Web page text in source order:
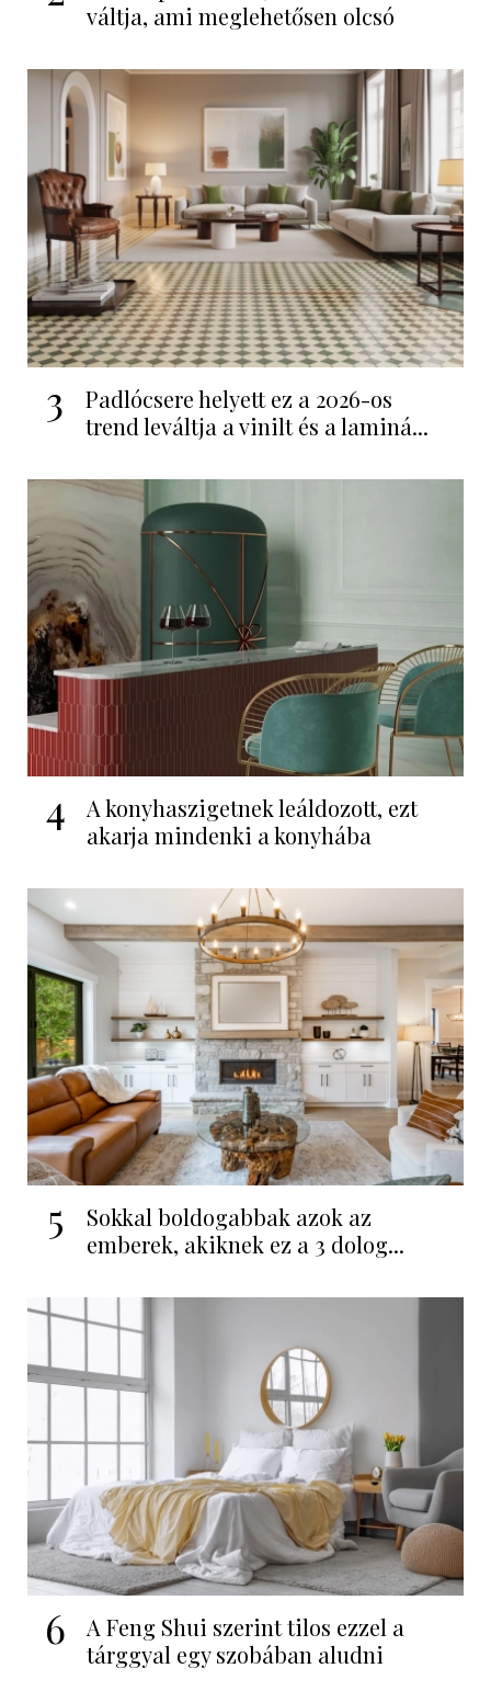
váltja, ami meglehetősen olcsó
3
Padlócsere helyett ez a 2026-os
trend leváltja a vinilt és a laminá...
4
A konyhaszigetnek leáldozott, ezt
akarja mindenki a konyhába
5
Sokkal boldogabbak azok az
emberek, akiknek ez a 3 dolog...
6
A Feng Shui szerint tilos ezzel a
tárggyal egy szobában aludni